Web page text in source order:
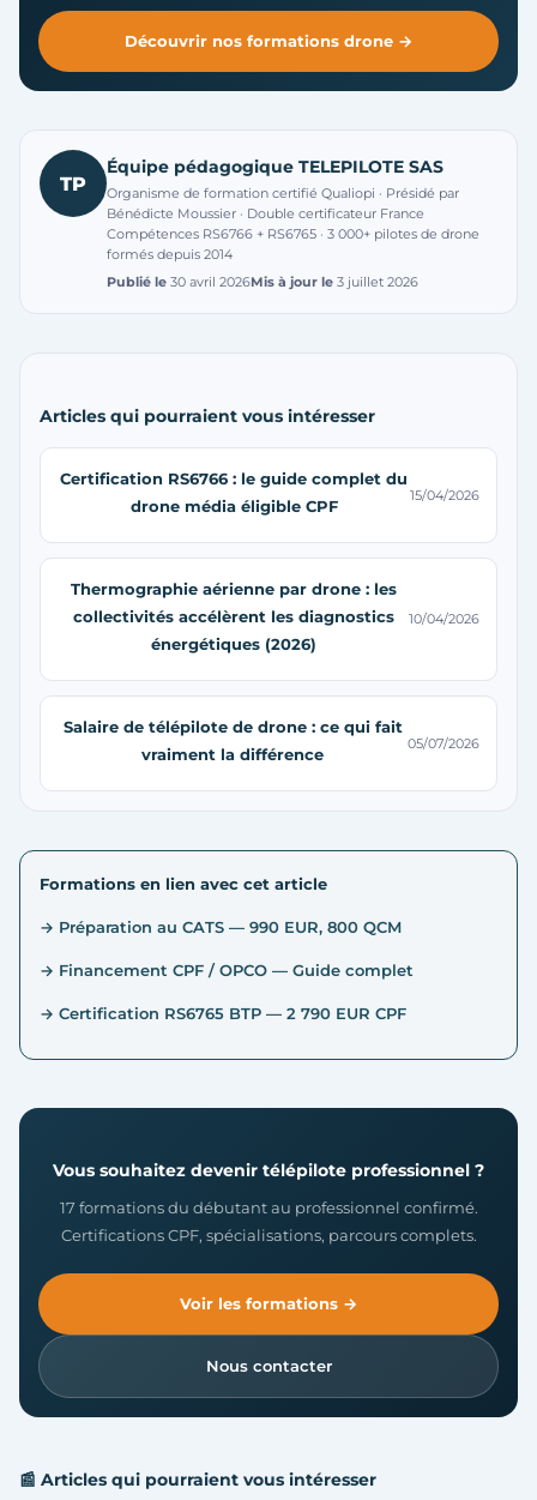
Découvrir nos formations drone →
TP
Équipe pédagogique TELEPILOTE SAS
Organisme de formation certifié Qualiopi · Présidé par
Bénédicte Moussier · Double certificateur France
Compétences RS6766 + RS6765 · 3 000+ pilotes de drone
formés depuis 2014
Publié le 30 avril 2026Mis à jour le 3 juillet 2026
Articles qui pourraient vous intéresser
Certification RS6766 : le guide complet du
drone média éligible CPF
15/04/2026
Thermographie aérienne par drone : les
collectivités accélèrent les diagnostics
énergétiques (2026)
10/04/2026
Salaire de télépilote de drone : ce qui fait
vraiment la différence
05/07/2026
Formations en lien avec cet article
→ Préparation au CATS — 990 EUR, 800 QCM
→ Financement CPF / OPCO — Guide complet
→ Certification RS6765 BTP — 2 790 EUR CPF
Vous souhaitez devenir télépilote professionnel ?
17 formations du débutant au professionnel confirmé.
Certifications CPF, spécialisations, parcours complets.
Voir les formations →
Nous contacter
📰 Articles qui pourraient vous intéresser